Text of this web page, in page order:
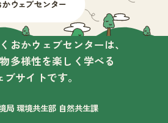
おかウェブセンターは、
多様性を楽しく学べる
ブサイトです。
局 環境共生部 自然共生課